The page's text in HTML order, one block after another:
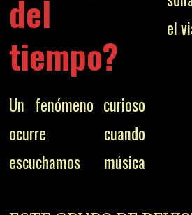
del
tiempo?
Un fenómeno curioso
ocurre cuando
escuchamos música
el